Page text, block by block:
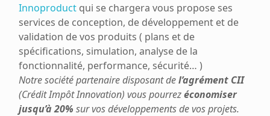
Innoproduct qui se chargera vous propose ses
services de conception, de développement et de
validation de vos produits ( plans et de
spécifications, simulation, analyse de la
fonctionnalité, performance, sécurité… )
Notre société partenaire disposant del’agrément CII
(Crédit Impôt Innovation) vous pourrezéconomiser
jusqu’à 20% sur vos développements de vos projets.